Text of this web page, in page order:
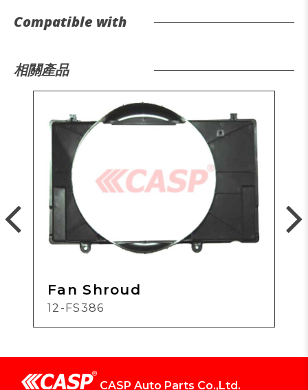
Compatible with
相關產品
Fan Shroud
12-FS386
CASP Auto Parts Co.,Ltd.